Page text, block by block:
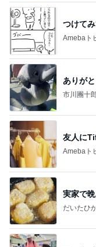
つけて
Amebaト
ありが
市川團十
友人に
Amebaト
実家で
だいたひ